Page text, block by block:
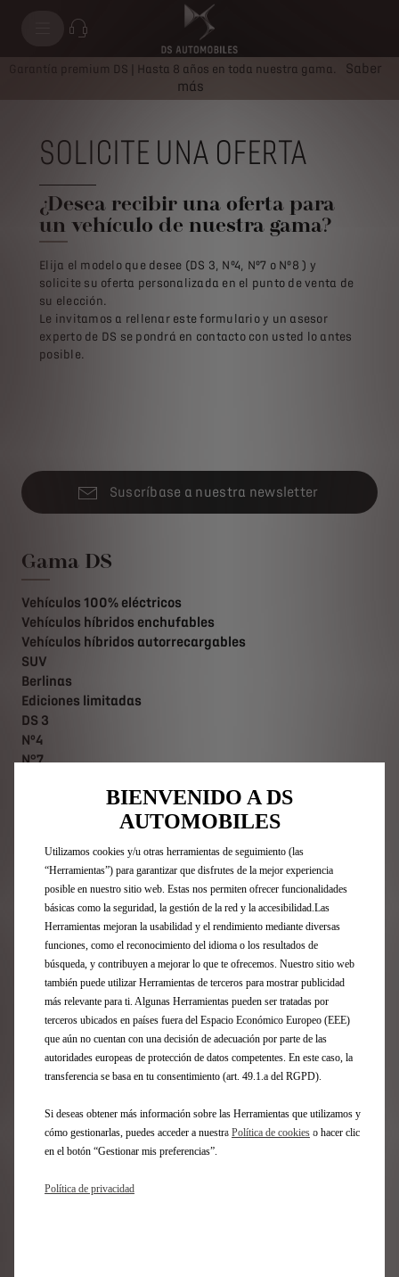
Garantía premium DS | Hasta 8 años en toda nuestra gama.
Saber
más
SOLICITE UNA OFERTA
¿Desea recibir una oferta para
un vehículo de nuestra gama?
Elija el modelo que desee (DS 3, Nº4, Nº7 o Nº8 ) y
solicite su oferta personalizada en el punto de venta de
su elección.
Le invitamos a rellenar este formulario y un asesor
experto de DS se pondrá en contacto con usted lo antes
posible.
Suscríbase a nuestra newsletter
Gama DS
Vehículos 100% eléctricos
Vehículos híbridos enchufables
Vehículos híbridos autorrecargables
SUV
Berlinas
Ediciones limitadas
DS 3
Nº4
N°7
Acceso Directo
Compra online
Configurador DS
Ofertas Particulares
Ofertas Profesionales
Recarga y autonomía eléctrica
Tecnologías
Financiación
Encuentre un punto de venta
Contáctenos
Solicite una prueba
Solicite una oferta
Posventa
BIENVENIDO A DS
AUTOMOBILES
Utilizamos cookies y/u otras herramientas de seguimiento (las
“Herramientas”) para garantizar que disfrutes de la mejor experiencia
posible en nuestro sitio web. Estas nos permiten ofrecer funcionalidades
básicas como la seguridad, la gestión de la red y la accesibilidad.Las
Herramientas mejoran la usabilidad y el rendimiento mediante diversas
funciones, como el reconocimiento del idioma o los resultados de
búsqueda, y contribuyen a mejorar lo que te ofrecemos. Nuestro sitio web
también puede utilizar Herramientas de terceros para mostrar publicidad
más relevante para ti. Algunas Herramientas pueden ser tratadas por
terceros ubicados en países fuera del Espacio Económico Europeo (EEE)
que aún no cuentan con una decisión de adecuación por parte de las
autoridades europeas de protección de datos competentes. En este caso, la
transferencia se basa en tu consentimiento (art. 49.1.a del RGPD).
Si deseas obtener más información sobre las Herramientas que utilizamos y
cómo gestionarlas, puedes acceder a nuestra Política de cookies o hacer clic
en el botón “Gestionar mis preferencias”.
Política de privacidad